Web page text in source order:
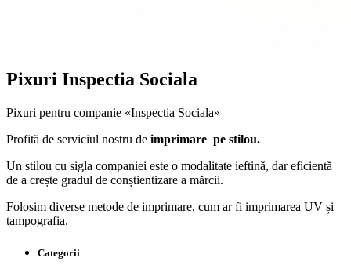
Pixuri Inspectia Sociala
Pixuri pentru companie «Inspectia Sociala»
Profită de serviciul nostru de imprimare pe stilou.
Un stilou cu sigla companiei este o modalitate ieftină, dar eficientă
de a crește gradul de conștientizare a mărcii.
Folosim diverse metode de imprimare, cum ar fi imprimarea UV și
tampografia.
Categorii